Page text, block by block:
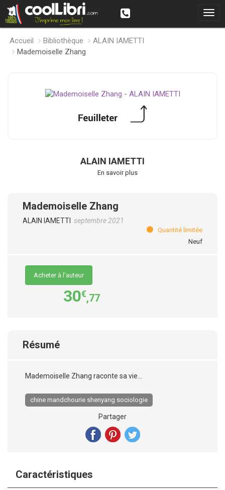
Accueil Bibliothèque
ALAIN IAMETTI
Mademoiselle Zhang
ALAIN IAMETTI
En savoir plus
Mademoiselle Zhang
ALAIN IAMETTI septembre 2021
Quantité limitée
Neuf
Acheter à l’auteur
30€,77
Résumé
Mademoiselle Zhang raconte sa vie...
chine mandchourie shenyang sociologie
Partager
Caractéristiques